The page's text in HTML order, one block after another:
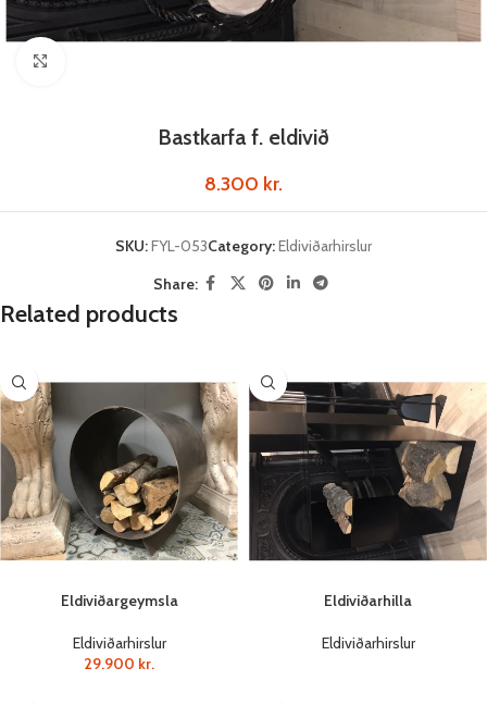
Bastkarfa f. eldivið
8.300 kr.
SKU:FYL-053Category:Eldiviðarhirslur
Share:
Related products
Eldiviðargeymsla
Eldiviðarhirslur
29.900 kr.
Eldiviðarhilla
Eldiviðarhirslur